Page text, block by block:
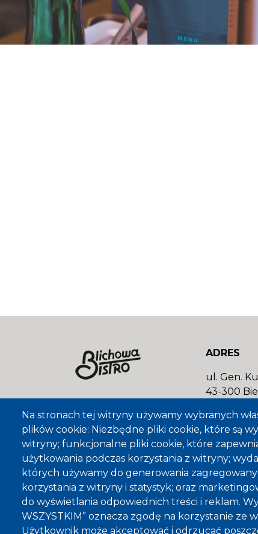
Na stronach tej witryny używamy wybranych
plików cookie: Niezbędne pliki cookie, które są
witryny; funkcjonalne pliki cookie, które
użytkowania podczas korzystania z witryny;
których używamy do generowania
korzystania z witryny i statystyk; oraz
do wyświetlania odpowiednich treści i reklam.
WSZYSTKIM” oznacza zgodę na korzystanie ze
Użytkownik może akceptować i odrzucać
ADRES
ul. Gen.
43-300
T: 514